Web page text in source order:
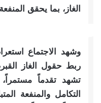
الغاز، بما يحقق
وشهد الاجتماع
ربط حقول الغاز
تشهد تقدماً
التكامل والمنفعة